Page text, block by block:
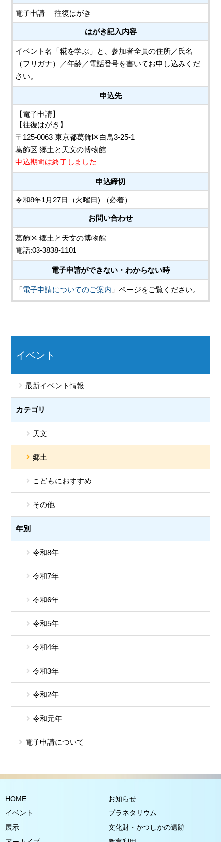
イベント
最新イベント情報
カテゴリ
天文
郷土
こどもにおすすめ
その他
年別
令和8年
令和7年
令和6年
令和5年
令和4年
令和3年
令和2年
令和元年
電子申請について
電子申請 往復はがき
はがき記入内容
イベント名「糀を学ぶ」と、参加者全員の住所／氏名
（フリガナ）／年齢／電話番号を書いてお申し込みくだ
さい。
申込先
【電子申請】
【往復はがき】
〒125-0063 東京都葛飾区白鳥3-25-1
葛飾区 郷土と天文の博物館
申込期間は終了しました
申込締切
令和8年1月27日（火曜日) （必着）
お問い合わせ
葛飾区 郷土と天文の博物館
電話:03-3838-1101
電子申請ができない・わからない時
「電子申請についてのご案内 」ページをご覧ください。
HOME
お知らせ
イベント
プラネタリウム
展示
文化財・かつしかの遺跡